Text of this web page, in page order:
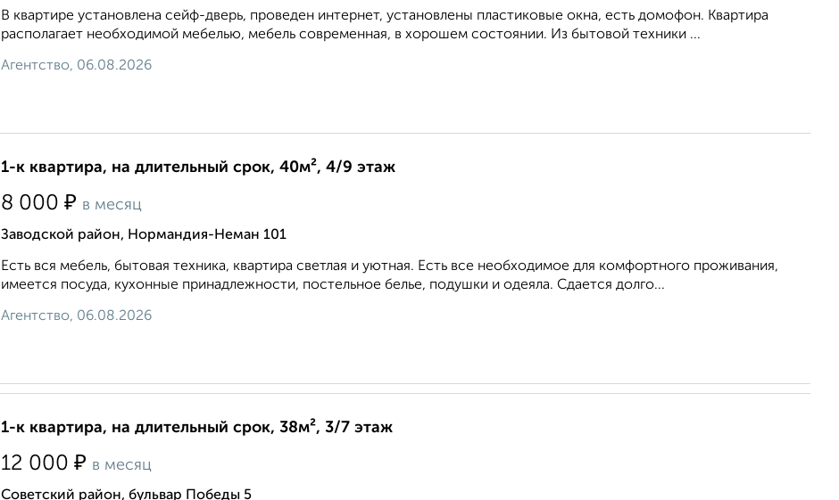
В квартире установлена сейф-дверь, проведен интернет, установлены пластиковые окна, есть домофон. Квартира
располагает необходимой мебелью, мебель современная, в хорошем состоянии. Из бытовой техники ...
Агентство, 06.08.2026
1-к квартира, на длительный срок, 40м², 4/9 этаж
8 000 ₽ в месяц
Заводской район, Нормандия-Неман 101
Есть вся мебель, бытовая техника, квартира светлая и уютная. Есть все необходимое для комфортного проживания,
имеется посуда, кухонные принадлежности, постельное белье, подушки и одеяла. Сдается долго...
Агентство, 06.08.2026
1-к квартира, на длительный срок, 38м², 3/7 этаж
12 000 ₽ в месяц
Советский район, бульвар Победы 5